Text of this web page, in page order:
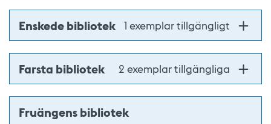
Enskede bibliotek 1 exemplar tillgängligt
Farsta bibliotek 2 exemplar tillgängliga
Fruängens bibliotek